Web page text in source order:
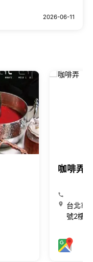
2026-06-11
咖啡弄
台北市
號2樓